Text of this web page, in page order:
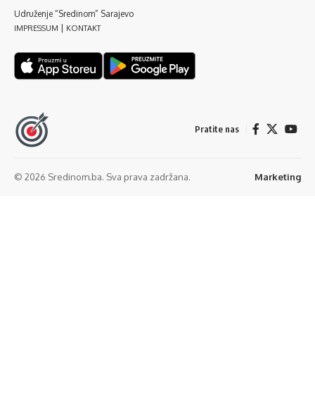
Udruženje “Sredinom” Sarajevo
IMPRESSUM | KONTAKT
Pratite nas
© 2026 Sredinom.ba. Sva prava zadržana. Marketing